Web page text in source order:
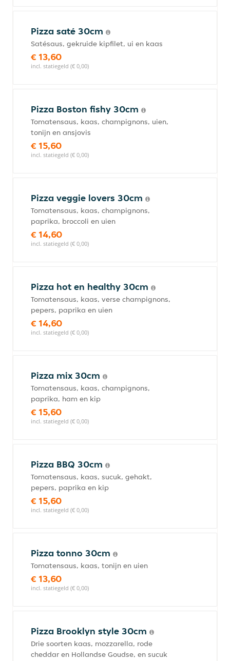
Pizza saté 30cm
Satésaus, gekruide kipfilet, ui en kaas
€ 13,60
incl. statiegeld (€ 0,00)
Pizza Boston fishy 30cm
Tomatensaus, kaas, champignons, uien,
tonijn en ansjovis
€ 15,60
incl. statiegeld (€ 0,00)
Pizza veggie lovers 30cm
Tomatensaus, kaas, champignons,
paprika, broccoli en uien
€ 14,60
incl. statiegeld (€ 0,00)
Pizza hot en healthy 30cm
Tomatensaus, kaas, verse champignons,
pepers, paprika en uien
€ 14,60
incl. statiegeld (€ 0,00)
Pizza mix 30cm
Tomatensaus, kaas, champignons,
paprika, ham en kip
€ 15,60
incl. statiegeld (€ 0,00)
Pizza BBQ 30cm
Tomatensaus, kaas, sucuk, gehakt,
pepers, paprika en kip
€ 15,60
incl. statiegeld (€ 0,00)
Pizza tonno 30cm
Tomatensaus, kaas, tonijn en uien
€ 13,60
incl. statiegeld (€ 0,00)
Pizza Brooklyn style 30cm
Drie soorten kaas, mozzarella, rode
cheddar en Hollandse Goudse, en sucuk